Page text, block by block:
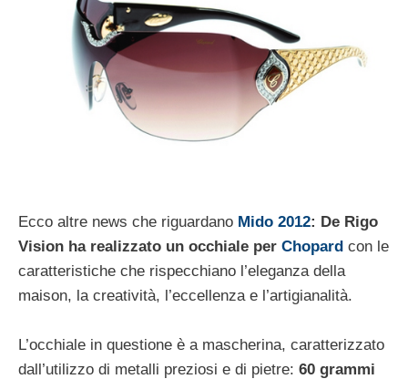
Ecco altre news che riguardano Mido 2012: De Rigo
Vision ha realizzato un occhiale per Chopard con le
caratteristiche che rispecchiano l’eleganza della
maison, la creatività, l’eccellenza e l’artigianalità.
L’occhiale in questione è a mascherina, caratterizzato
dall’utilizzo di metalli preziosi e di pietre: 60 grammi